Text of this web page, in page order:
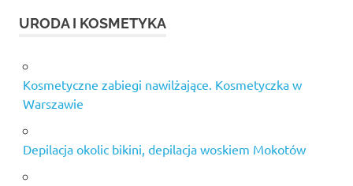
URODA I KOSMETYKA
Kosmetyczne zabiegi nawilżające. Kosmetyczka w
Warszawie
Depilacja okolic bikini, depilacja woskiem Mokotów